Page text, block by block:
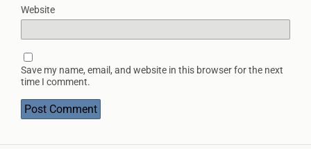
Website
Save my name, email, and website in this browser for the next
time I comment.